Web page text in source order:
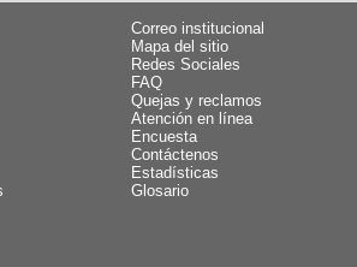
Correo institucional
Mapa del sitio
Redes Sociales
FAQ
Quejas y reclamos
Atención en línea
Encuesta
Contáctenos
Estadísticas
Glosario